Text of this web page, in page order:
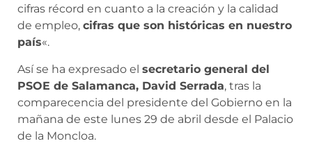
cifras récord en cuanto a la creación y la calidad
de empleo, cifras que son históricas en nuestro
país«.
Así se ha expresado el secretario general del
PSOE de Salamanca, David Serrada, tras la
comparecencia del presidente del Gobierno en la
mañana de este lunes 29 de abril desde el Palacio
de la Moncloa.